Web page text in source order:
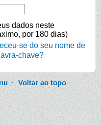
dados neste
por 180 dias)
se do seu nome de
chave?
·Voltar ao topo